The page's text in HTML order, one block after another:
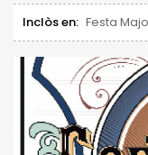
Inclòs en: Festa